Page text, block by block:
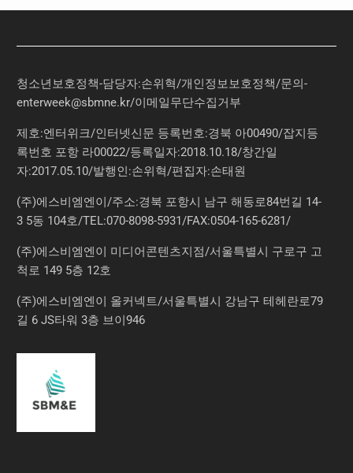
청소년보호정책-담당자:손위혁/개인정보보호정책/문의-
enterweek@sbmne.kr/이메일무단수집거부
제호:엔터위크/인터넷신문 등록번호:경북 아00490/잡지등
록번호 포항 라00022/등록일자:2018.10.18/창간일
자:2017.05.10/발행인:손위혁/편집자:손태원
(주)에스비엠엔이/주소:경북 포항시 남구 해동로84번길 14-
3 5동 104호/TEL:070-8098-5931/FAX:0504-165-6281/
(주)에스비엠엔이 미디어콘텐츠지점/서울특별시 구로구 고
척로 149 5층 12호
(주)에스비엠엔이 올커넥트/서울특별시 강남구 테헤란로79
길 6 JS타워 3층 브이946